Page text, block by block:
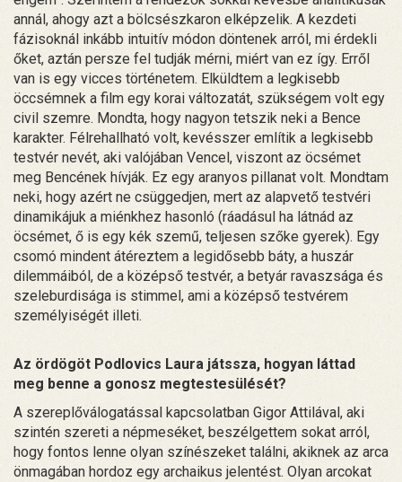
annál, ahogy azt a bölcsészkaron elképzelik. A kezdeti
fázisoknál inkább intuitív módon döntenek arról, mi érdekli
őket, aztán persze fel tudják mérni, miért van ez így. Erről
van is egy vicces történetem. Elküldtem a legkisebb
öccsémnek a film egy korai változatát, szükségem volt egy
civil szemre. Mondta, hogy nagyon tetszik neki a Bence
karakter. Félrehallható volt, kevésszer említik a legkisebb
testvér nevét, aki valójában Vencel, viszont az öcsémet
meg Bencének hívják. Ez egy aranyos pillanat volt. Mondtam
neki, hogy azért ne csüggedjen, mert az alapvető testvéri
dinamikájuk a miénkhez hasonló (ráadásul ha látnád az
öcsémet, ő is egy kék szemű, teljesen szőke gyerek). Egy
csomó mindent átéreztem a legidősebb báty, a huszár
dilemmáiból, de a középső testvér, a betyár ravaszsága és
szeleburdisága is stimmel, ami a középső testvérem
személyiségét illeti.
Az ördögöt Podlovics Laura játssza, hogyan láttad
meg benne a gonosz megtestesülését?
A szereplőválogatással kapcsolatban Gigor Attilával, aki
szintén szereti a népmeséket, beszélgettem sokat arról,
hogy fontos lenne olyan színészeket találni, akiknek az arca
önmagában hordoz egy archaikus jelentést. Olyan arcokat